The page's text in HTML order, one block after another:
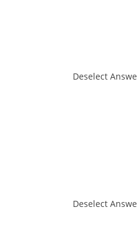
Deselect
Deselect